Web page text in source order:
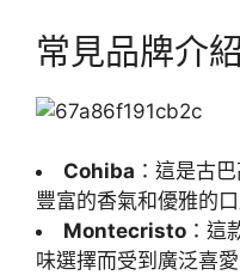
常見品牌介紹
Cohiba ：這是古
豐富的香氣和優雅的口
Montecristo ：這
味選擇而受到廣泛喜愛